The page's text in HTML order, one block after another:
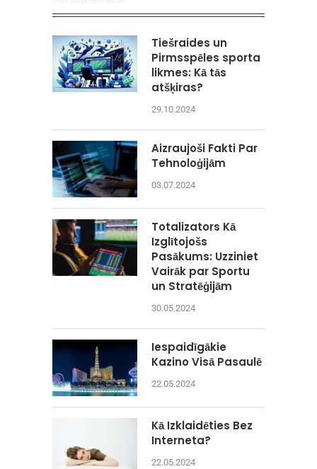
Tiešraides un
Pirmsspēles sporta
likmes: Kā tās
atšķiras?
29.10.2024
Aizraujoši Fakti Par
Tehnoloģijām
03.07.2024
Totalizators Kā
Izglītojošs
Pasākums: Uzziniet
Vairāk par Sportu
un Stratēģijām
30.05.2024
Iespaidīgākie
Kazino Visā Pasaulē
22.05.2024
Kā Izklaidēties Bez
Interneta?
22.05.2024